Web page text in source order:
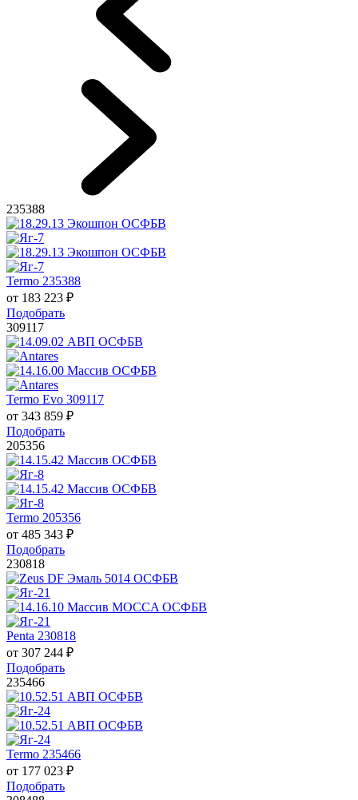
235388
Termo 235388
от 183 223 ₽
Подобрать
309117
Termo Evo 309117
от 343 859 ₽
Подобрать
205356
Termo 205356
от 485 343 ₽
Подобрать
230818
Penta 230818
от 307 244 ₽
Подобрать
235466
Termo 235466
от 177 023 ₽
Подобрать